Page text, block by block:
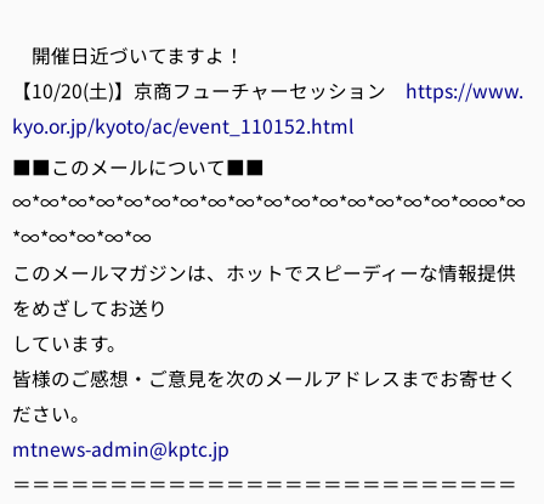
開催日近づいてますよ！
【10/20(土)】京商フューチャーセッション https://www.
kyo.or.jp/kyoto/ac/event_110152.html
■■このメールについて■■
∞*∞*∞*∞*∞*∞*∞*∞*∞*∞*∞*∞*∞*∞*∞*∞*∞∞*∞
*∞*∞*∞*∞*∞
このメールマガジンは、ホットでスピーディーな情報提供
をめざしてお送り
しています。
皆様のご感想・ご意見を次のメールアドレスまでお寄せく
ださい。
mtnews-admin@kptc.jp
＝＝＝＝＝＝＝＝＝＝＝＝＝＝＝＝＝＝＝＝＝＝＝＝＝＝